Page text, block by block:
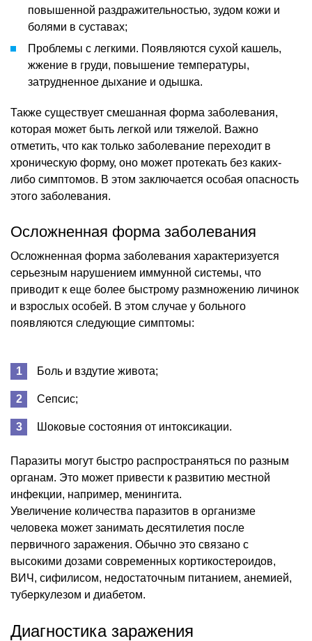
повышенной раздражительностью, зудом кожи и
болями в суставах;
Проблемы с легкими. Появляются сухой кашель,
жжение в груди, повышение температуры,
затрудненное дыхание и одышка.
Также существует смешанная форма заболевания,
которая может быть легкой или тяжелой. Важно
отметить, что как только заболевание переходит в
хроническую форму, оно может протекать без каких-
либо симптомов. В этом заключается особая опасность
этого заболевания.
Осложненная форма заболевания
Осложненная форма заболевания характеризуется
серьезным нарушением иммунной системы, что
приводит к еще более быстрому размножению личинок
и взрослых особей. В этом случае у больного
появляются следующие симптомы:
Боль и вздутие живота;
Сепсис;
Шоковые состояния от интоксикации.
Паразиты могут быстро распространяться по разным
органам. Это может привести к развитию местной
инфекции, например, менингита.
Увеличение количества паразитов в организме
человека может занимать десятилетия после
первичного заражения. Обычно это связано с
высокими дозами современных кортикостероидов,
ВИЧ, сифилисом, недостаточным питанием, анемией,
туберкулезом и диабетом.
Диагностика заражения